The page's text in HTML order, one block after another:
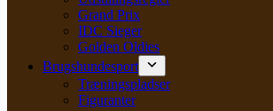
Grand Prix
IDC Sieger
Golden Oldies
Brugshundesport
Træningspladser
Figuranter